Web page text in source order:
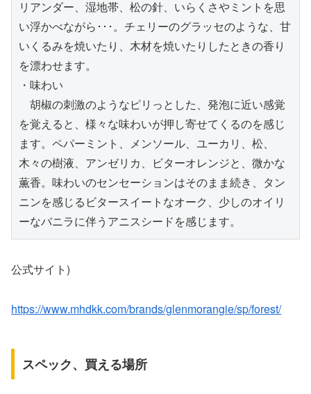
リアンダー、湿地帯、松の針、いらくさやミントを思
い浮かべながら･･･。チェリーのグラッセのような、甘
いくるみを焼いたり、木材を焼いたりしたときの香り
を漂わせます。
・味わい
胡椒の刺激のようなピリっとした、発泡に近い感覚
を覚えると、様々な味わいが押し寄せてくるのを感じ
ます。ペパーミント、メンソール、ユーカリ、松、
木々の樹液、アンゼリカ、ビターオレンジと、微かな
薫香。味わいのセンセーションはそのまま続き、タン
ニンを感じるビタースイートなオーク、少しのオイリ
ーなバニラに伴うアニスシードを感じます。
公式サイト)
https://www.mhdkk.com/brands/glenmorangie/sp/forest/
スペック、買える場所